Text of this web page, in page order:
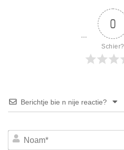
0
Schier?
Berichtje bie n nije reactie?